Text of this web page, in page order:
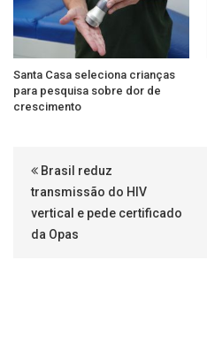
Santa Casa seleciona crianças
para pesquisa sobre dor de
crescimento
Brasil reduz
transmissão do HIV
vertical e pede certificado
da Opas